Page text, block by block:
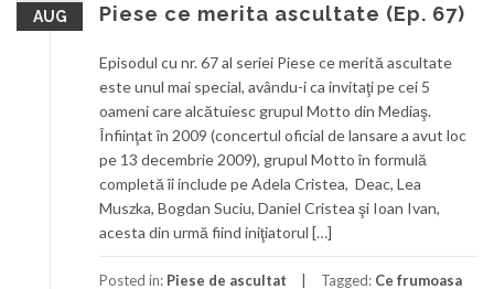
AUG Piese ce merita ascultate (Ep. 67)
Episodul cu nr. 67 al seriei Piese ce merită ascultate
este unul mai special, avându-i ca invitaţi pe cei 5
oameni care alcătuiesc grupul Motto din Mediaş.
Înfiinţat în 2009 (concertul oficial de lansare a avut loc
pe 13 decembrie 2009), grupul Motto în formulă
completă îi include pe Adela Cristea, Deac, Lea
Muszka, Bogdan Suciu, Daniel Cristea şi Ioan Ivan,
acesta din urmă fiind iniţiatorul […]
Posted in: Piese de ascultat Tagged: Ce frumoasa